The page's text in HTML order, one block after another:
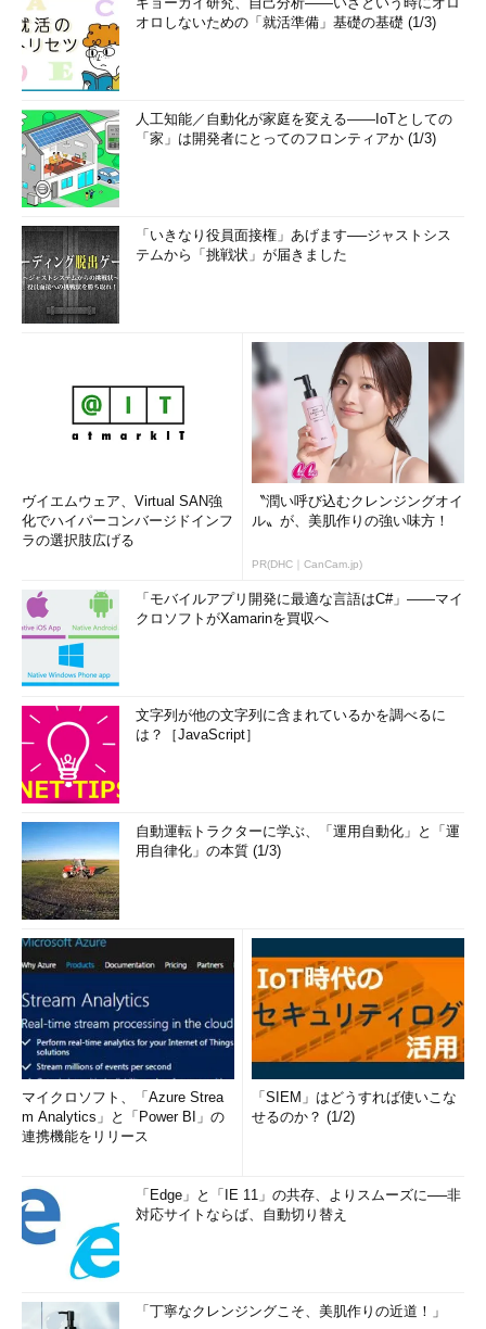
オロしないための「就活準備」基礎の基礎 (1/3)
人工知能／自動化が家庭を変える――IoTとしての
「家」は開発者にとってのフロンティアか (1/3)
「いきなり役員面接権」あげます──ジャストシス
テムから「挑戦状」が届きました
ヴイエムウェア、Virtual SAN強
化でハイパーコンバージドインフ
ラの選択肢広げる
〝潤い呼び込むクレンジングオイ
ル〟が、美肌作りの強い味方！
PR(DHC｜CanCam.jp)
「モバイルアプリ開発に最適な言語はC#」――マイ
クロソフトがXamarinを買収へ
文字列が他の文字列に含まれているかを調べるに
は？［JavaScript］
自動運転トラクターに学ぶ、「運用自動化」と「運
用自律化」の本質 (1/3)
マイクロソフト、「Azure Strea
m Analytics」と「Power BI」の
連携機能をリリース
「SIEM」はどうすれば使いこな
せるのか？ (1/2)
「Edge」と「IE 11」の共存、よりスムーズに──非
対応サイトならば、自動切り替え
「丁寧なクレンジングこそ、美肌作りの近道！」